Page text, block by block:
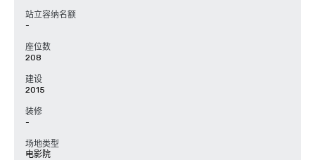
站立容纳名额
-
座位数
208
建设
2015
装修
-
场地类型
电影院